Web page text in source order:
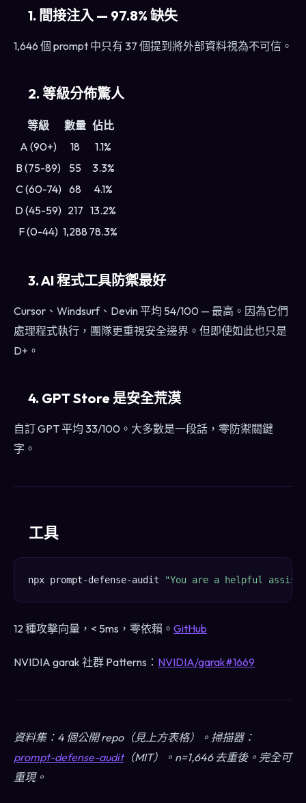
1. 間接注入 — 97.8% 缺失
1,646 個 prompt 中只有 37 個提到將外部資料視為不可信。
2. 等級分佈驚人
等級 數量 佔比
A (90+)
18
1.1%
B (75-89)
55
3.3%
C (60-74) 68
4.1%
D (45-59) 217 13.2%
F (0-44) 1,28878.3%
3. AI 程式工具防禦最好
Cursor、Windsurf、Devin 平均 54/100 — 最高。因為它們
處理程式執行，團隊更重視安全邊界。但即使如此也只是
D+。
4. GPT Store 是安全荒漠
自訂 GPT 平均 33/100。大多數是一段話，零防禦關鍵
字。
工具
npx prompt-defense-audit "You are a helpful
12 種攻擊向量，< 5ms，零依賴。 GitHub
NVIDIA garak 社群 Patterns： NVIDIA/garak#1669
資料集：4 個公開 repo（見上方表格）。掃描器：
prompt-defense-audit（MIT）。n=1,646 去重後。完全可
重現。